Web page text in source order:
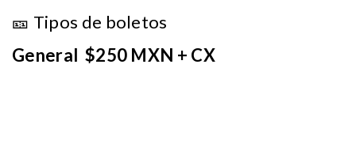
🎫 Tipos de boletos
General $250 MXN + CX